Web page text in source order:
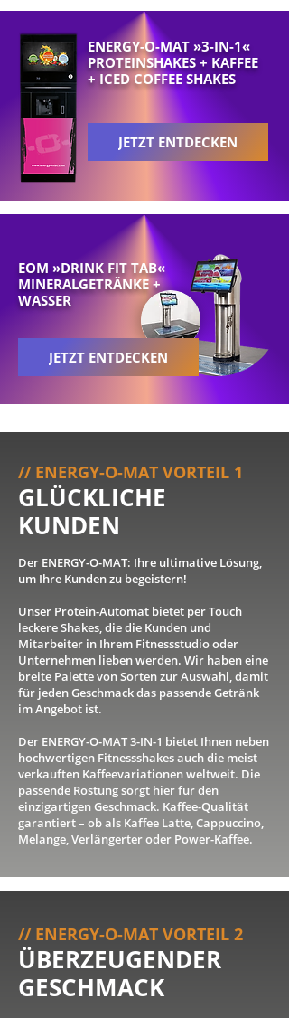
ENERGY-O-MAT »3-IN-1«
PROTEINSHAKES + KAFFEE
+ ICED COFFEE SHAKES
JETZT ENTDECKEN
JETZT ENTDECKEN
EOM »DRINK FIT TAB«
MINERALGETRÄNKE +
WASSER
// ENERGY-O-MAT VORTEIL 1
GLÜCKLICHE
KUNDEN
Der ENERGY-O-MAT: Ihre ultimative Lösung,
um Ihre Kunden zu begeistern!
Unser Protein-Automat bietet per Touch
leckere Shakes, die die Kunden und
Mitarbeiter in Ihrem Fitnessstudio oder
Unternehmen lieben werden. Wir haben eine
breite Palette von Sorten zur Auswahl, damit
für jeden Geschmack das passende Getränk
im Angebot ist.
Der ENERGY-O-MAT 3-IN-1 bietet Ihnen neben
hochwertigen Fitnessshakes auch die meist
verkauften Kaffeevariationen weltweit. Die
passende Röstung sorgt hier für den
einzigartigen Geschmack. Kaffee-Qualität
garantiert – ob als Kaffee Latte, Cappuccino,
Melange, Verlängerter oder Power-Kaffee.
// ENERGY-O-MAT VORTEIL 2
ÜBERZEUGENDER
GESCHMACK